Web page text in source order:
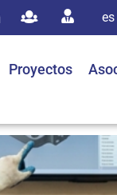
es
Proyectos